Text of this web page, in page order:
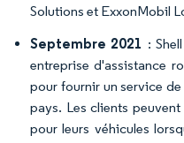
Solutions et ExxonMobil
Septembre 2021 :
entreprise d'assistance
pour fournir un service
pays. Les clients
pour leurs véhicules